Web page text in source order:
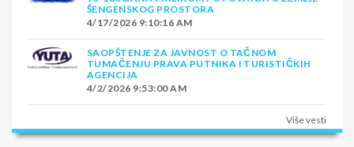
ŠENGENSKOG PROSTORA
4/17/2026 9:10:16 AM
SAOPŠTENJE ZA JAVNOST O TAČNOM
TUMAČENJU PRAVA PUTNIKA I TURISTIČKIH
AGENCIJA
4/2/2026 9:53:00 AM
Više vesti